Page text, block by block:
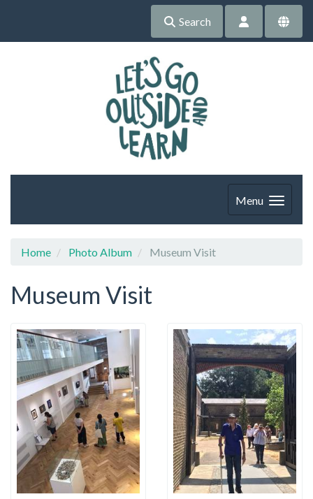
Search
Menu
Home Photo Album Museum Visit
Museum Visit